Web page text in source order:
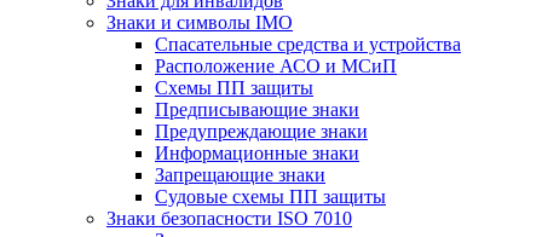
Знаки и символы IMO
Спасательные средства и устройства
Расположение АСО и МСиП
Схемы ПП защиты
Предписывающие знаки
Предупреждающие знаки
Информационные знаки
Запрещающие знаки
Судовые схемы ПП защиты
Знаки безопасности ISO 7010